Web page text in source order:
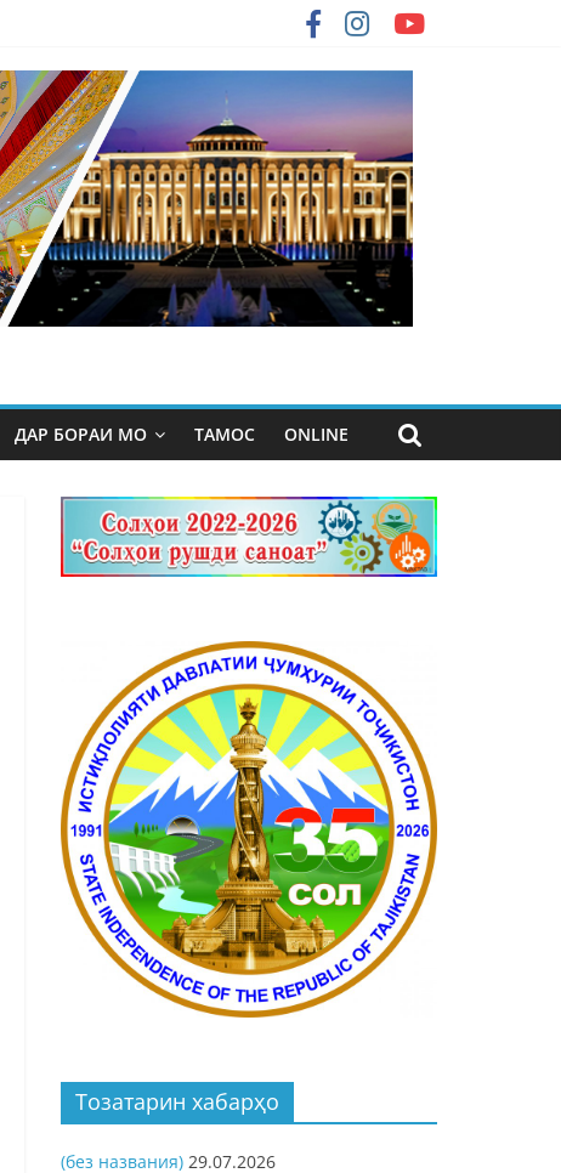
ДАР БОРАИ МО ТАМОС ONLINE
Тозатарин хабарҳо
(без названия) 29.07.2026